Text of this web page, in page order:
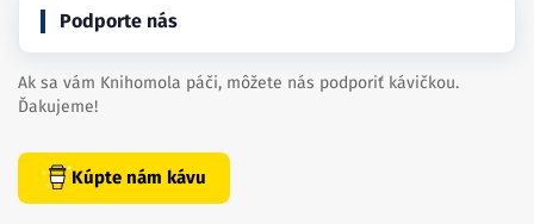
Podporte nás
Ak sa vám Knihomola páči, môžete nás podporiť kávičkou.
Ďakujeme!
Kúpte nám kávu